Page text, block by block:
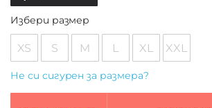
Избери размер
XS S M L XL XXL
Не си сигурен за размера?